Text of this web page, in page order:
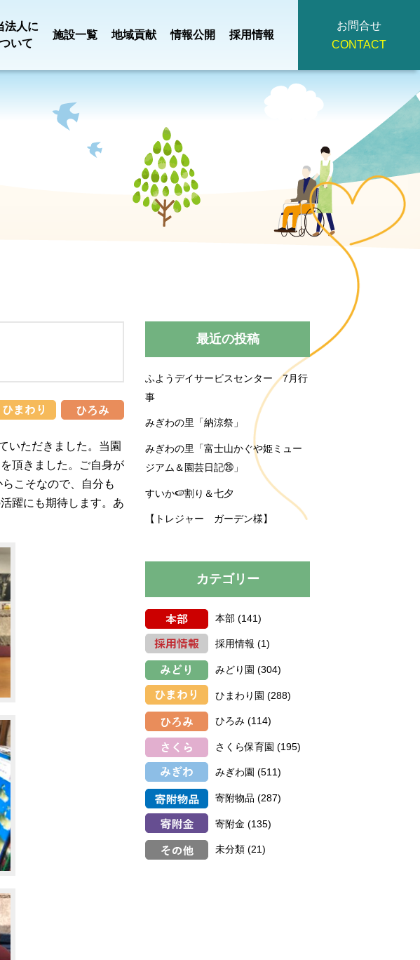
法人に
ついて
ごあいさつ
評議員名簿
施設一覧
児童養護施設
ひまわり園
デイサービスセンタ
みぎわの里
さくら保育園
買い物送迎
プロジェクト
地域貢献
田宿川清掃
情報公開
事業報告・
について
運営規程
採用情報
お問合せ
CONTACT
ただきました。当園
頂きました。ご自身が
こそなので、自分も
躍にも期待します。あ
最近の投稿
ふようデイサービスセンター 7月行
事
みぎわの里「納涼祭」
みぎわの里「富士山かぐや姫ミュー
ジアム＆園芸日記㉘」
すいか🍉割り＆七夕
【トレジャー ガーデン様】
カテゴリー
本部 (141)
採用情報 (1)
みどり園 (304)
ひまわり園 (288)
ひろみ (114)
さくら保育園 (195)
みぎわ園 (511)
寄附物品 (287)
寄附金 (135)
未分類 (21)